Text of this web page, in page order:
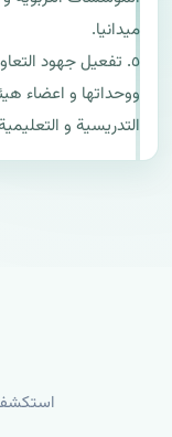
التدريسية و
استكشف